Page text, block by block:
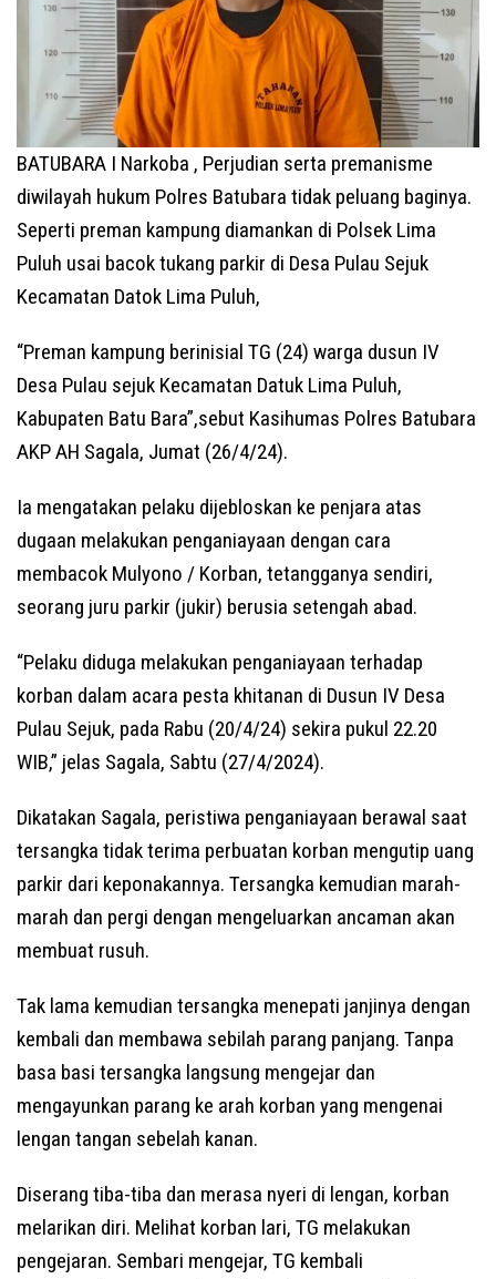
BATUBARA I Narkoba , Perjudian serta premanisme
diwilayah hukum Polres Batubara tidak peluang baginya.
Seperti preman kampung diamankan di Polsek Lima
Puluh usai bacok tukang parkir di Desa Pulau Sejuk
Kecamatan Datok Lima Puluh,
“Preman kampung berinisial TG (24) warga dusun IV
Desa Pulau sejuk Kecamatan Datuk Lima Puluh,
Kabupaten Batu Bara”,sebut Kasihumas Polres Batubara
AKP AH Sagala, Jumat (26/4/24).
Ia mengatakan pelaku dijebloskan ke penjara atas
dugaan melakukan penganiayaan dengan cara
membacok Mulyono / Korban, tetangganya sendiri,
seorang juru parkir (jukir) berusia setengah abad.
“Pelaku diduga melakukan penganiayaan terhadap
korban dalam acara pesta khitanan di Dusun IV Desa
Pulau Sejuk, pada Rabu (20/4/24) sekira pukul 22.20
WIB,” jelas Sagala, Sabtu (27/4/2024).
Dikatakan Sagala, peristiwa penganiayaan berawal saat
tersangka tidak terima perbuatan korban mengutip uang
parkir dari keponakannya. Tersangka kemudian marah-
marah dan pergi dengan mengeluarkan ancaman akan
membuat rusuh.
Tak lama kemudian tersangka menepati janjinya dengan
kembali dan membawa sebilah parang panjang. Tanpa
basa basi tersangka langsung mengejar dan
mengayunkan parang ke arah korban yang mengenai
lengan tangan sebelah kanan.
Diserang tiba-tiba dan merasa nyeri di lengan, korban
melarikan diri. Melihat korban lari, TG melakukan
pengejaran. Sembari mengejar, TG kembali